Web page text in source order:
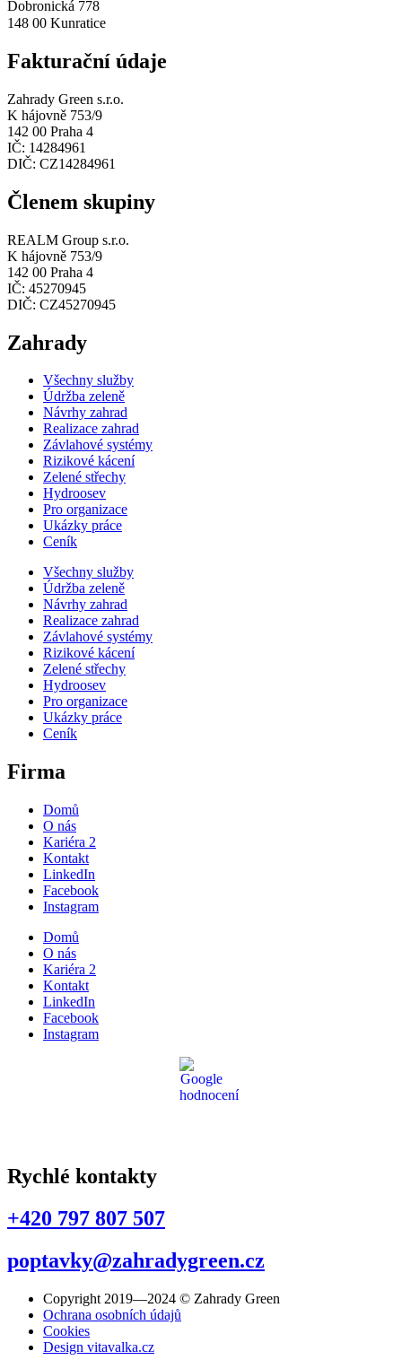
Dobronická 778
148 00 Kunratice
Fakturační údaje
Zahrady Green s.r.o.
K hájovně 753/9
142 00 Praha 4
IČ: 14284961
DIČ: CZ14284961
Členem skupiny
REALM Group s.r.o.
K hájovně 753/9
142 00 Praha 4
IČ: 45270945
DIČ: CZ45270945
Zahrady
Všechny služby
Údržba zeleně
Návrhy zahrad
Realizace zahrad
Závlahové systémy
Rizikové kácení
Zelené střechy
Hydroosev
Pro organizace
Ukázky práce
Ceník
Všechny služby
Údržba zeleně
Návrhy zahrad
Realizace zahrad
Závlahové systémy
Rizikové kácení
Zelené střechy
Hydroosev
Pro organizace
Ukázky práce
Ceník
Firma
Domů
O nás
Kariéra 2
Kontakt
LinkedIn
Facebook
Instagram
Domů
O nás
Kariéra 2
Kontakt
LinkedIn
Facebook
Instagram
Rychlé kontakty
+420 797 807 507
poptavky@zahradygreen.cz
Copyright 2019—2024 © Zahrady Green
Ochrana osobních údajů
Cookies
Design vitavalka.cz